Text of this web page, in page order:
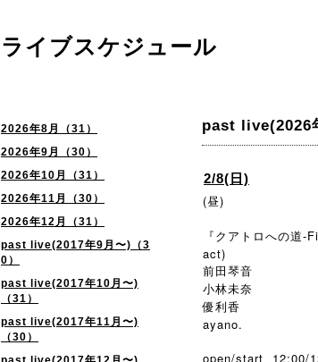
2026年8月（31）
2026年9月（30）
2026年10月（31）
2026年11月（30）
2026年12月（31）
past live(2017年9月〜)（3
0）
past live(2017年10月〜)
（31）
past live(2017年11月〜)
（30）
ライブスケジュール
past live(2026
2/8(日)
(昼)
『クアトロへの道-
act)
前田琴音
小林未奈
優利香
ayano.
open/start 12:00/